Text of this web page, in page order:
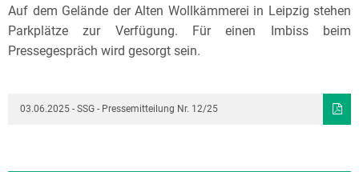
Auf dem Gelände der Alten Wollkämmerei in Leipzig stehen
Parkplätze zur Verfügung. Für einen Imbiss beim
Pressegespräch wird gesorgt sein.
03.06.2025 - SSG - Pressemitteilung Nr. 12/25